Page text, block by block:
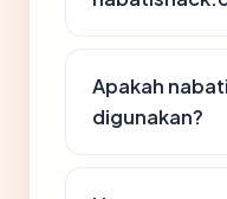
Apakah
digunakan?